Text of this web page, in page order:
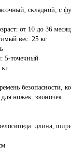
складной, с
от 10 до 36
вес: 25 кг
5-точечный
кг
безопасности,
ножек. звоночек
длина,